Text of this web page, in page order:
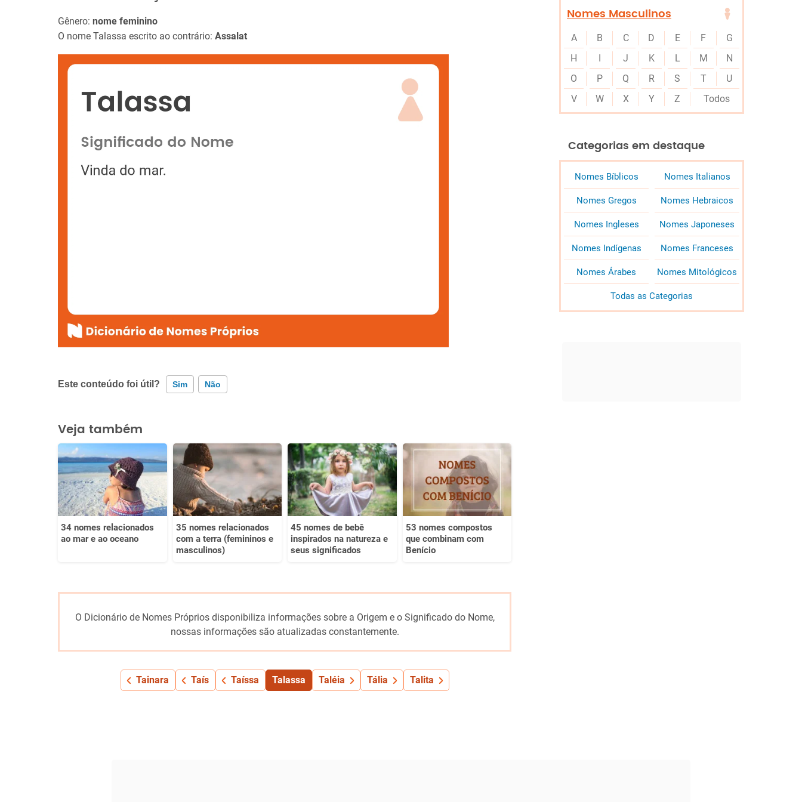
Gênero: nome feminino
O nome Talassa escrito ao contrário: Assalat
Este conteúdo foi útil? Sim Não
Este conteúdo contém informação incorreta
Este conteúdo não tem a informação que procuro
Outro
Veja também
34 nomes relacionados
ao mar e ao oceano
35 nomes relacionados
com a terra (femininos e
masculinos)
45 nomes de bebê
inspirados na natureza e
seus significados
53 nomes compostos
que combinam com
Benício
O Dicionário de Nomes Próprios disponibiliza informações sobre a Origem e o Significado do Nome,
nossas informações são atualizadas constantemente.
Tainara Taís Taíssa Talassa Taléia Tália Talita
Nomes Masculinos
A B C D E F
G
H
I J K L M
N
O
P Q R S T
U
V
W X Y Z Todos
Categorias em destaque
Nomes Bíblicos Nomes Italianos
Nomes Gregos Nomes Hebraicos
Nomes Ingleses Nomes Japoneses
Nomes Indígenas Nomes Franceses
Nomes Árabes Nomes Mitológicos
Todas as Categorias